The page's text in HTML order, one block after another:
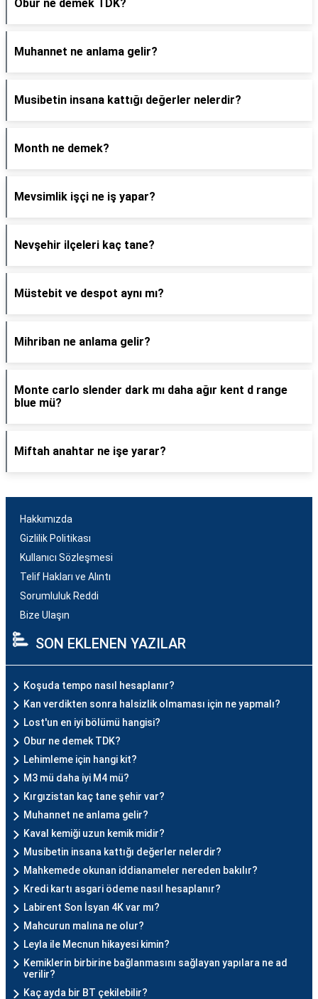
Obur ne demek TDK?
Muhannet ne anlama gelir?
Musibetin insana kattığı değerler nelerdir?
Month ne demek?
Mevsimlik işçi ne iş yapar?
Nevşehir ilçeleri kaç tane?
Müstebit ve despot aynı mı?
Mihriban ne anlama gelir?
Monte carlo slender dark mı daha ağır kent d range
blue mü?
Miftah anahtar ne işe yarar?
Hakkımızda
Gizlilik Politikası
Kullanıcı Sözleşmesi
Telif Hakları ve Alıntı
Sorumluluk Reddi
Bize Ulaşın
SON EKLENEN YAZILAR
Koşuda tempo nasıl hesaplanır?
Kan verdikten sonra halsizlik olmaması için ne yapmalı?
Lost'un en iyi bölümü hangisi?
Obur ne demek TDK?
Lehimleme için hangi kit?
M3 mü daha iyi M4 mü?
Kırgızistan kaç tane şehir var?
Muhannet ne anlama gelir?
Kaval kemiği uzun kemik midir?
Musibetin insana kattığı değerler nelerdir?
Mahkemede okunan iddianameler nereden bakılır?
Kredi kartı asgari ödeme nasıl hesaplanır?
Labirent Son İsyan 4K var mı?
Mahcurun malına ne olur?
Leyla ile Mecnun hikayesi kimin?
Kemiklerin birbirine bağlanmasını sağlayan yapılara ne ad
verilir?
Kaç ayda bir BT çekilebilir?